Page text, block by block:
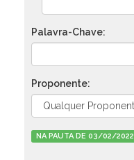
Palavra-Chave:
Proponente:
NA PAUTA DE 03/02/2022